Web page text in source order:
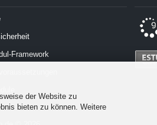
der Website zu
bieten zu können. Weitere
Framework